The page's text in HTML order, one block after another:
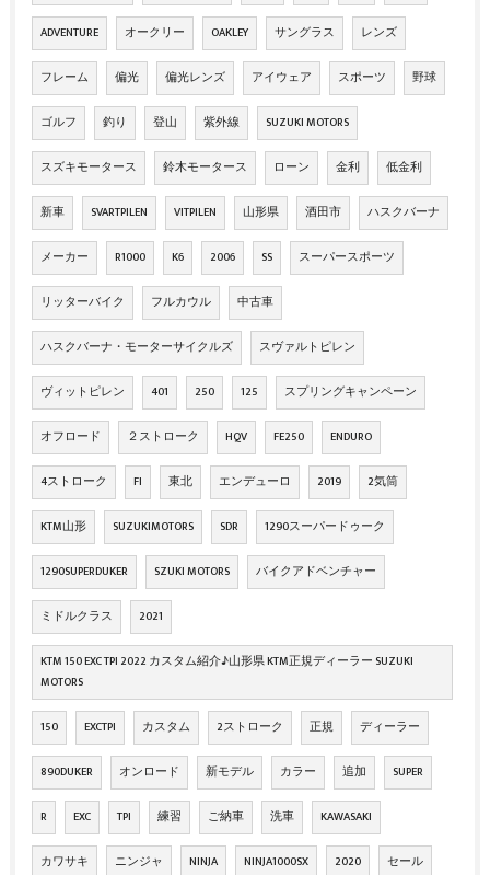
ADVENTURE オークリー OAKLEY サングラス レンズ
フレーム 偏光 偏光レンズ アイウェア スポーツ 野球
ゴルフ 釣り 登山 紫外線 SUZUKI MOTORS
スズキモータース 鈴木モータース ローン 金利 低金利
新車 SVARTPILEN VITPILEN 山形県 酒田市 ハスクバーナ
メーカー R1000 K6 2006 SS スーパースポーツ
リッターバイク フルカウル 中古車
ハスクバーナ・モーターサイクルズ スヴァルトピレン
ヴィットピレン 401 250 125 スプリングキャンペーン
オフロード ２ストローク HQV FE250 ENDURO
4ストローク FI 東北 エンデューロ 2019 2気筒
KTM山形 SUZUKIMOTORS SDR 1290スーパードゥーク
1290SUPERDUKER SZUKI MOTORS バイクアドベンチャー
ミドルクラス 2021
KTM 150 EXC TPI 2022 カスタム紹介♪山形県 KTM正規ディーラー SUZUKI
MOTORS
150 EXCTPI カスタム 2ストローク 正規 ディーラー
890DUKER オンロード 新モデル カラー 追加 SUPER
R EXC TPI 練習 ご納車 洗車 KAWASAKI
カワサキ ニンジャ NINJA NINJA1000SX 2020 セール